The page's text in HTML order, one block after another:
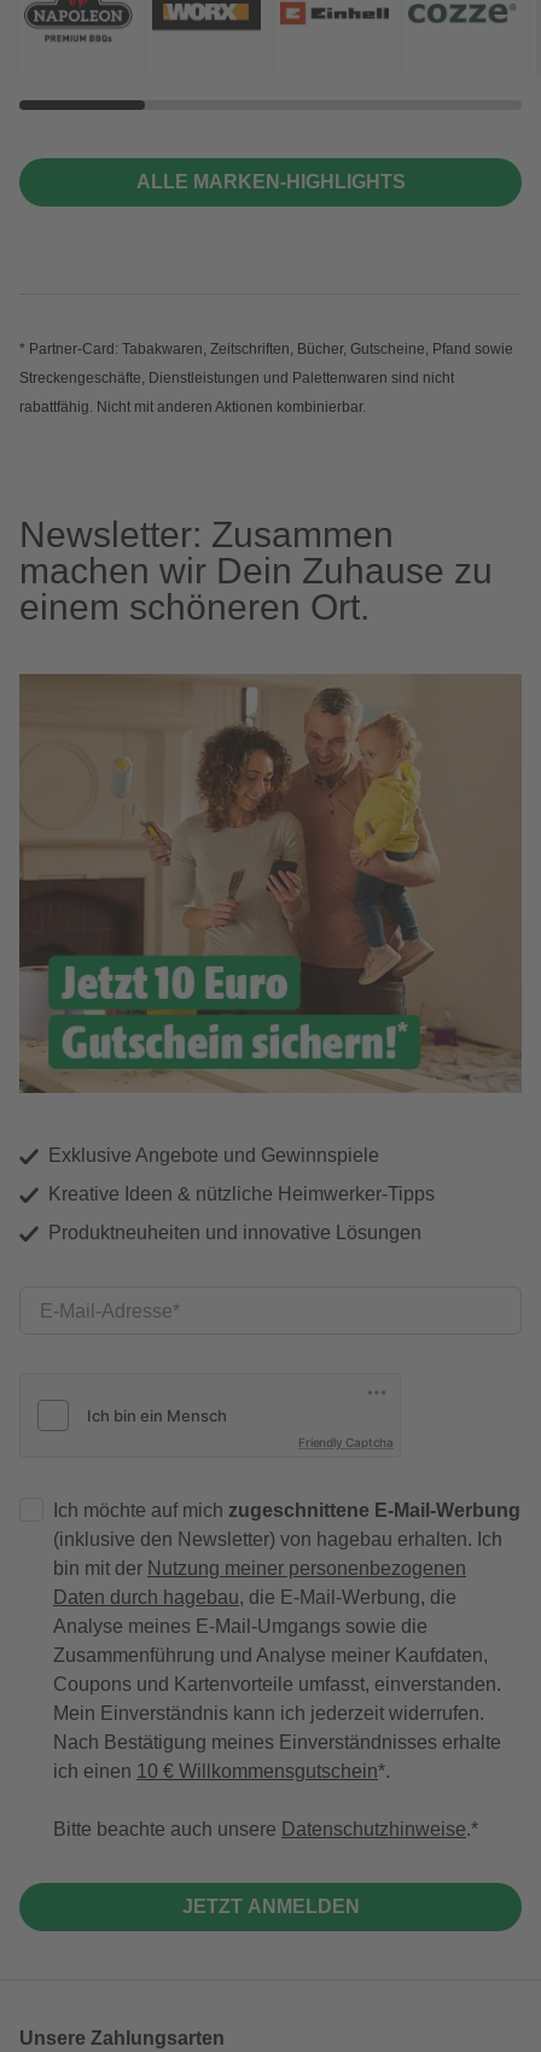
ALLE MARKEN-HIGHLIGHTS
* Partner-Card: Tabakwaren, Zeitschriften, Bücher, Gutscheine, Pfand sowie
Streckengeschäfte, Dienstleistungen und Palettenwaren sind nicht
rabattfähig. Nicht mit anderen Aktionen kombinierbar.
Newsletter: Zusammen
machen wir Dein Zuhause zu
einem schöneren Ort.
Exklusive Angebote und Gewinnspiele
Kreative Ideen & nützliche Heimwerker-Tipps
Produktneuheiten und innovative Lösungen
E-Mail-Adresse
Friendly Captcha
Ich möchte auf mich zugeschnittene E-Mail-Werbung
(inklusive den Newsletter) von hagebau erhalten. Ich
bin mit der Nutzung meiner personenbezogenen
Daten durch hagebau, die E-Mail-Werbung, die
Analyse meines E-Mail-Umgangs sowie die
Zusammenführung und Analyse meiner Kaufdaten,
Coupons und Kartenvorteile umfasst, einverstanden.
Mein Einverständnis kann ich jederzeit widerrufen.
Nach Bestätigung meines Einverständnisses erhalte
ich einen 10 € Willkommensgutschein*.
Bitte beachte auch unsere Datenschutzhinweise.
JETZT ANMELDEN
Unsere Zahlungsarten